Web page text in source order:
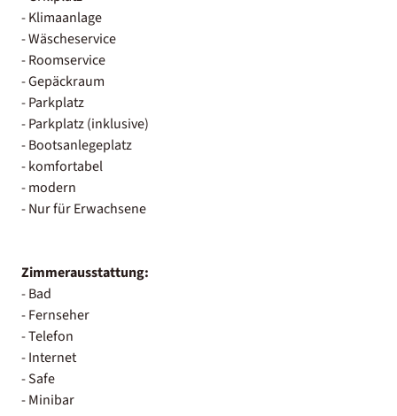
- Klimaanlage
- Wäscheservice
- Roomservice
- Gepäckraum
- Parkplatz
- Parkplatz (inklusive)
- Bootsanlegeplatz
- komfortabel
- modern
- Nur für Erwachsene
Zimmerausstattung:
- Bad
- Fernseher
- Telefon
- Internet
- Safe
- Minibar